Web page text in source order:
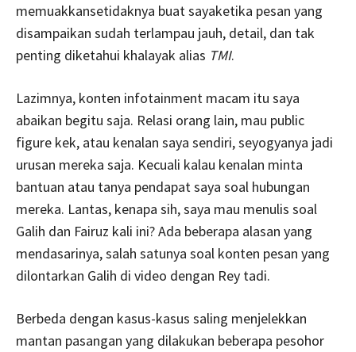
memuakkansetidaknya buat sayaketika pesan yang
disampaikan sudah terlampau jauh, detail, dan tak
penting diketahui khalayak alias TMI.
Lazimnya, konten infotainment macam itu saya
abaikan begitu saja. Relasi orang lain, mau public
figure kek, atau kenalan saya sendiri, seyogyanya jadi
urusan mereka saja. Kecuali kalau kenalan minta
bantuan atau tanya pendapat saya soal hubungan
mereka. Lantas, kenapa sih, saya mau menulis soal
Galih dan Fairuz kali ini? Ada beberapa alasan yang
mendasarinya, salah satunya soal konten pesan yang
dilontarkan Galih di video dengan Rey tadi.
Berbeda dengan kasus-kasus saling menjelekkan
mantan pasangan yang dilakukan beberapa pesohor